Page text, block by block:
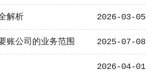
2026-03-05
解析
2025-07-08
账公司的业务范围
2026-04-01